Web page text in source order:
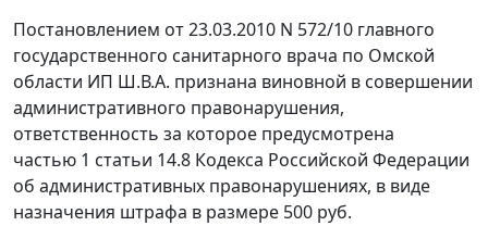
Постановлением от 23.03.2010 N 572/10 главного
государственного санитарного врача по Омской
области ИП Ш.В.А. признана виновной в совершении
административного правонарушения,
ответственность за которое предусмотрена
частью 1 статьи 14.8 Кодекса Российской Федерации
об административных правонарушениях, в виде
назначения штрафа в размере 500 руб.